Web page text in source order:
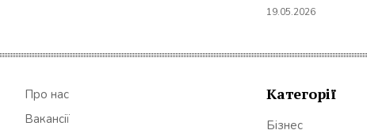
19.05.2026
Про нас
Вакансії
Категорії
Бізнес